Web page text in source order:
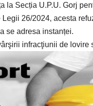
la Secția U.P.U. Gorj
26/2024, acesta
se adresa instanței.
infracţiunii de lovire